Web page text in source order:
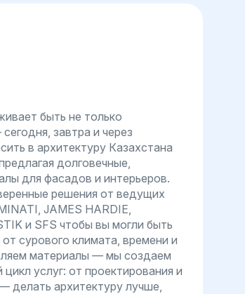
быть не только
завтра и через
в архитектуру Казахстана
долговечные,
для фасадов и интерьеров.
решения от ведущих
JAMES HARDIE,
и SFS чтобы вы могли быть
сурового климата, времени и
материалы — мы создаем
услуг: от проектирования и
делать архитектуру лучше,